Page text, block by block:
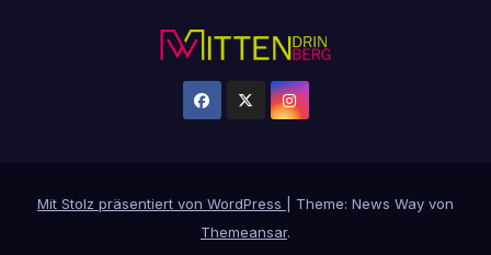
Mit Stolz präsentiert von WordPress
Theme: News Way von
Themeansar.